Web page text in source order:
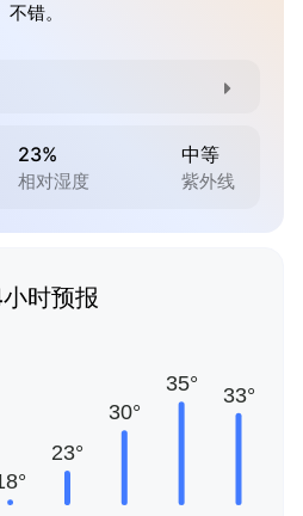
不错。
23%
相对湿度
中等
紫外线
时预报